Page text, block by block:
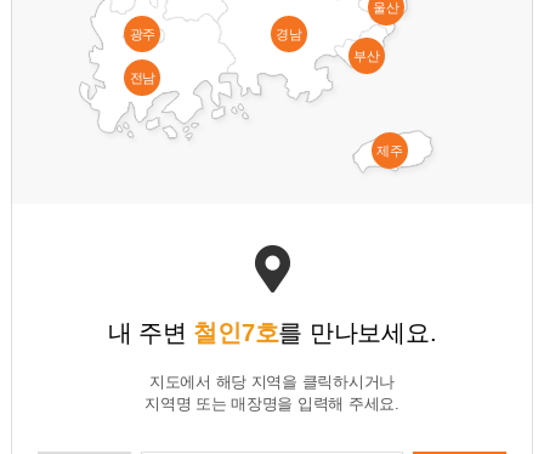
광주
전남
울산
부산
경남
제주
내 주변 철인7호를 만나보세요.
지도에서 해당 지역을 클릭하시거나
지역명 또는 매장명을 입력해 주세요.